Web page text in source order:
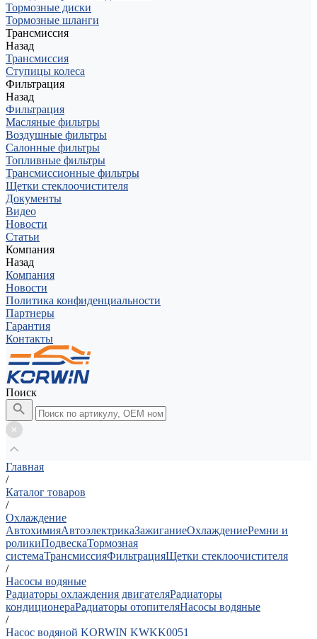
Тормозные диски
Тормозные шланги
Трансмиссия
Назад
Трансмиссия
Ступицы колеса
Фильтрация
Назад
Фильтрация
Масляные фильтры
Воздушные фильтры
Салонные фильтры
Топливные фильтры
Трансмиссионные фильтры
Щетки стеклоочистителя
Документы
Видео
Новости
Статьи
Компания
Назад
Компания
Новости
Политика конфиденциальности
Партнеры
Гарантия
Контакты
Поиск
Главная
/
Каталог товаров
/
Охлаждение
АвтохимияАвтоэлектрикаЗажиганиеОхлаждениеРемни и
роликиПодвескаТормозная
системаТрансмиссияФильтрацияЩетки стеклоочистителя
/
Насосы водяные
Радиаторы охлаждения двигателяРадиаторы
кондиционераРадиаторы отопителяНасосы водяные
/
Насос водяной KORWIN KWKK0051